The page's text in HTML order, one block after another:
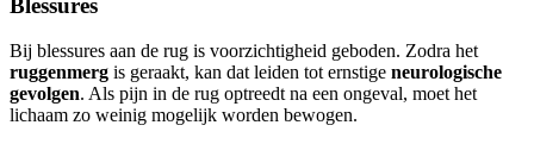
Bij blessures aan de rug is voorzichtigheid geboden. Zodra het
ruggenmerg is geraakt, kan dat leiden tot ernstige neurologische
gevolgen. Als pijn in de rug optreedt na een ongeval, moet het
lichaam zo weinig mogelijk worden bewogen.